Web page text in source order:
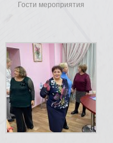
Гости мероприятия